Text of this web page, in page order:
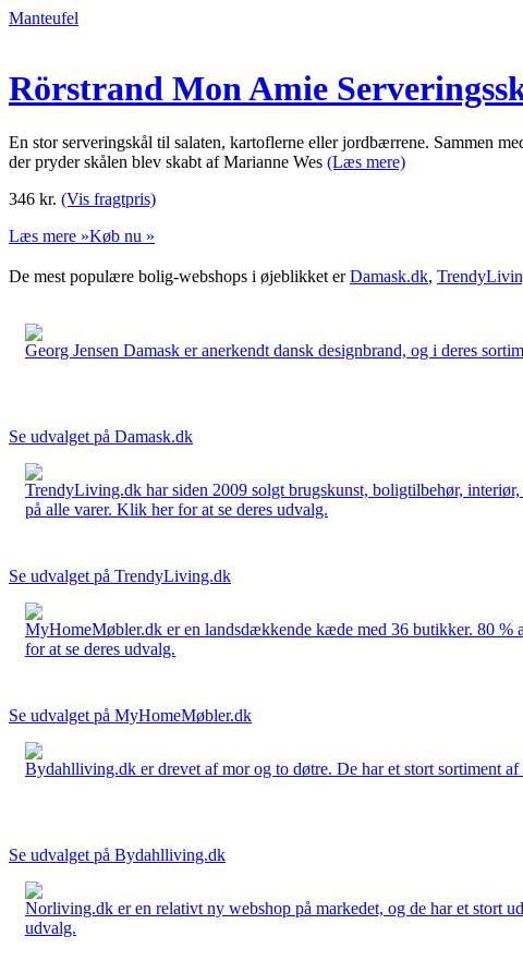
Manteufel
Rörstrand Mon Amie
En stor serveringskål til salaten, kartoflerne eller jordbærrene. Sammen
der pryder skålen blev skabt af Marianne Wes (Læs mere)
346 kr. (Vis fragtpris)
Læs mere »Køb nu »
De mest populære bolig-webshops i øjeblikket erDamask.dk,
Georg Jensen Damask er anerkendt dansk designbrand, og i deres
Se udvalget på Damask.dk
TrendyLiving.dk har siden 2009 solgt brugskunst, boligtilbehør,
på alle varer. Klik her for at se deres udvalg.
Se udvalget på TrendyLiving.dk
MyHomeMøbler.dk er en landsdækkende kæde med 36 butikker. 80 %
for at se deres udvalg.
Se udvalget på MyHomeMøbler.dk
Bydahlliving.dk er drevet af mor og to døtre. De har et stort sortiment
Se udvalget på Bydahlliving.dk
Norliving.dk er en relativt ny webshop på markedet, og de har et stort
udvalg.